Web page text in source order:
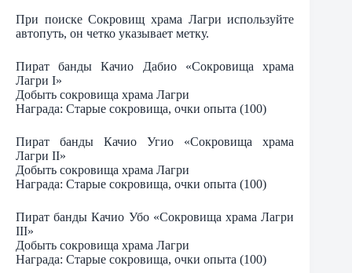
При поиске Сокровищ храма Лагри используйте
автопуть, он четко указывает метку.
Пират банды Качио Дабио «Сокровища храма
Лагри I»
Добыть сокровища храма Лагри
Награда: Старые сокровища, очки опыта (100)
Пират банды Качио Угио «Сокровища храма
Лагри II»
Добыть сокровища храма Лагри
Награда: Старые сокровища, очки опыта (100)
Пират банды Качио Убо «Сокровища храма Лагри
III»
Добыть сокровища храма Лагри
Награда: Старые сокровища, очки опыта (100)